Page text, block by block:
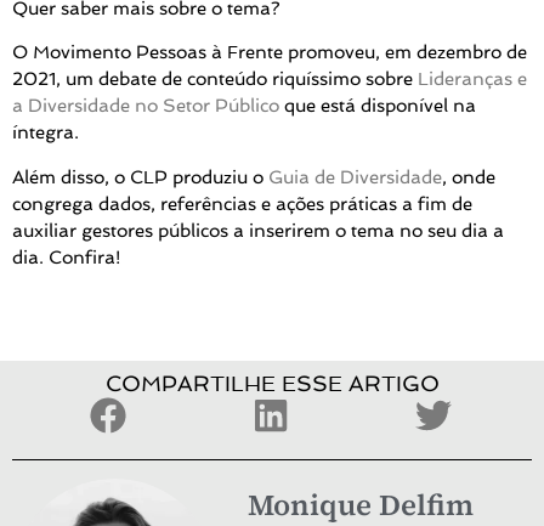
Quer saber mais sobre o tema?
O Movimento Pessoas à Frente promoveu, em dezembro de
2021, um debate de conteúdo riquíssimo sobre Lideranças e
a Diversidade no Setor Público que está disponível na
íntegra.
Além disso, o CLP produziu o Guia de Diversidade, onde
congrega dados, referências e ações práticas a fim de
auxiliar gestores públicos a inserirem o tema no seu dia a
dia. Confira!
COMPARTILHE ESSE ARTIGO
Monique Delfim